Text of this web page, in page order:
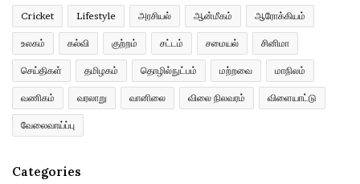
Cricket Lifestyle அரசியல் ஆன்மீகம் ஆரோக்கியம்
உலகம் கல்வி குற்றம் சட்டம் சமையல் சினிமா
செய்திகள் தமிழகம் தொழில்நுட்பம் மற்றவை மாநிலம்
வணிகம் வரலாறு வானிலை விலை நிலவரம் விளையாட்டு
வேலைவாய்ப்பு
Categories